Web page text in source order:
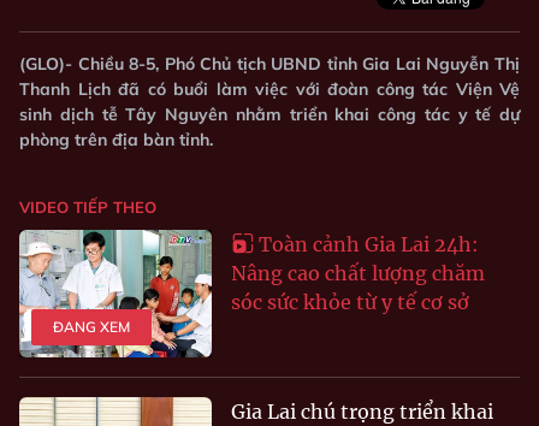
(GLO)- Chiều 8-5, Phó Chủ tịch UBND tỉnh Gia Lai Nguyễn Thị
Thanh Lịch đã có buổi làm việc với đoàn công tác Viện Vệ
sinh dịch tễ Tây Nguyên nhằm triển khai công tác y tế dự
phòng trên địa bàn tỉnh.
VIDEO TIẾP THEO
ĐANG XEM
Toàn cảnh Gia Lai 24h:
Nâng cao chất lượng chăm
sóc sức khỏe từ y tế cơ sở
Gia Lai chú trọng triển khai